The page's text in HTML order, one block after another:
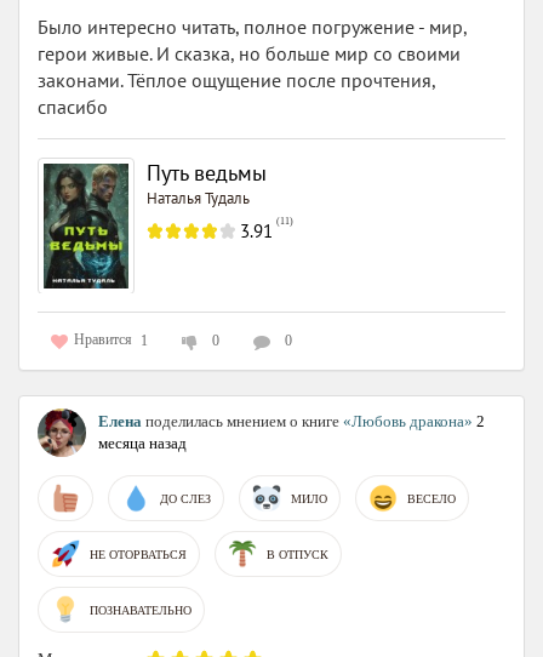
Было интересно читать, полное погружение - мир,
герои живые. И сказка, но больше мир со своими
законами. Тёплое ощущение после прочтения,
спасибо
Путь ведьмы
Наталья Тудаль
3.91 (11)
Нравится 1 0 0
Елена поделилась мнением о книге «Любовь дракона» 2
месяца назад
ДО СЛЕЗ МИЛО ВЕСЕЛО
НЕ ОТОРВАТЬСЯ В ОТПУСК
ПОЗНАВАТЕЛЬНО